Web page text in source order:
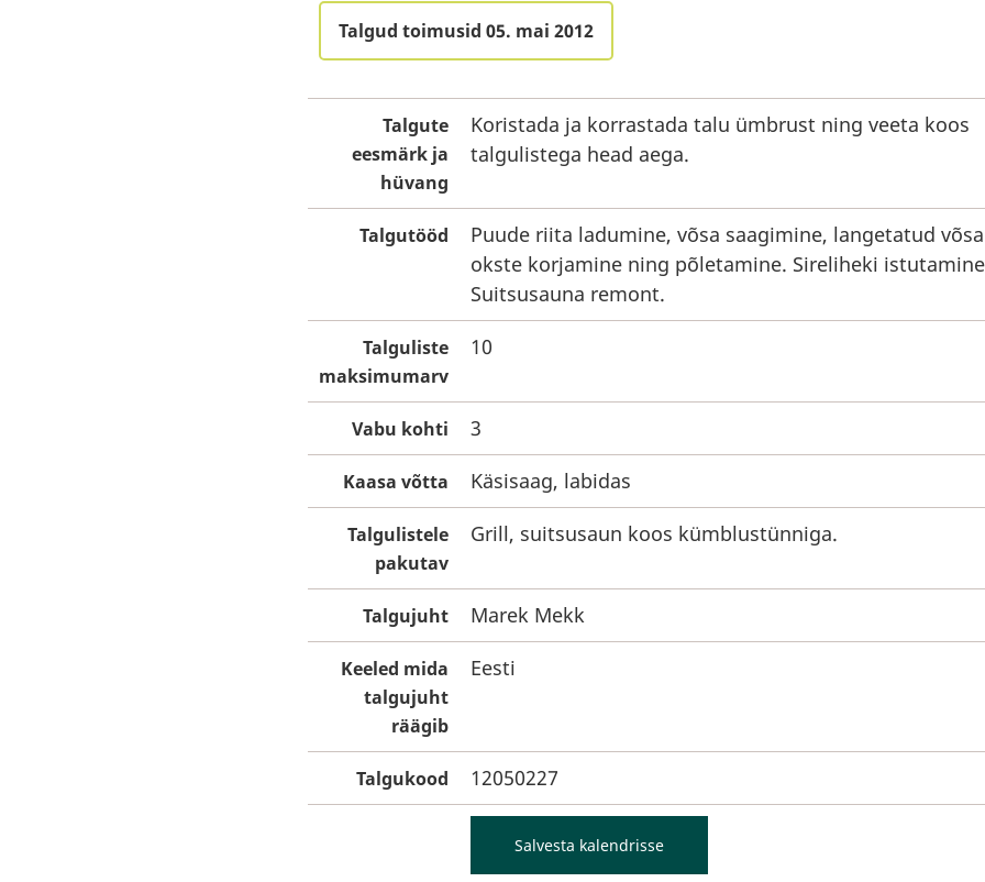
Talgud toimusid 05. mai 2012
Talgute
eesmärk ja
hüvang
Koristada ja korrastada talu ümbrust ning veeta koos
talgulistega head aega.
Talgutööd
Puude riita ladumine, võsa saagimine, langetatud
okste korjamine ning põletamine. Sireliheki
Suitsusauna remont.
Talguliste
maksimumarv
10
Vabu kohti 3
Kaasa võtta Käsisaag, labidas
Talgulistele
pakutav
Grill, suitsusaun koos kümblustünniga.
Talgujuht Marek Mekk
Keeled mida
talgujuht
räägib
Eesti
Talgukood 12050227
Salvesta kalendrisse